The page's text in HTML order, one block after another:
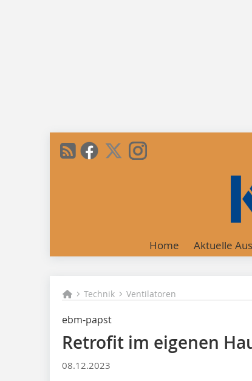
Home Aktuelle
Technik Ventilatoren
ebm-papst
Retrofit im eigenen
08.12.2023